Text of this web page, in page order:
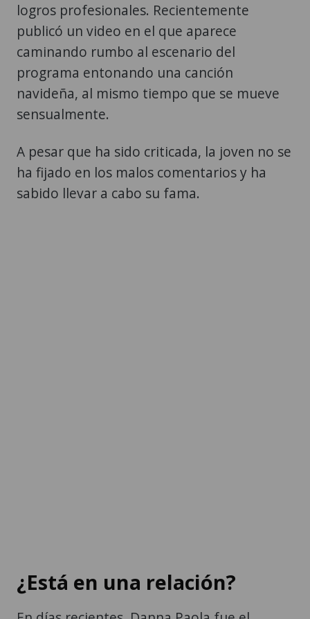
logros profesionales. Recientemente
publicó un video en el que aparece
caminando rumbo al escenario del
programa entonando una canción
navideña, al mismo tiempo que se mueve
sensualmente.
A pesar que ha sido criticada, la joven no se
ha fijado en los malos comentarios y ha
sabido llevar a cabo su fama.
¿Está en una relación?